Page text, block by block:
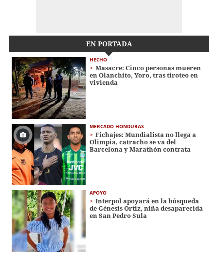
EN PORTADA
HECHO
Masacre: Cinco personas mueren
en Olanchito, Yoro, tras tiroteo en
vivienda
MERCADO HONDURAS
Fichajes: Mundialista no llega a
Olimpia, catracho se va del
Barcelona y Marathón contrata
APOYO
Interpol apoyará en la búsqueda
de Génesis Ortiz, niña desaparecida
en San Pedro Sula